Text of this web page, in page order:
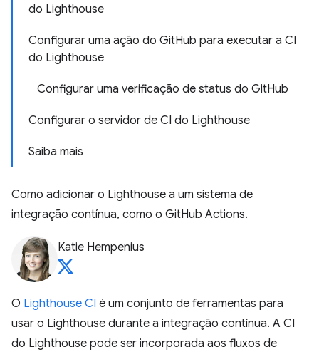
do Lighthouse
Configurar uma ação do GitHub para executar a CI
do Lighthouse
Configurar uma verificação de status do GitHub
Configurar o servidor de CI do Lighthouse
Saiba mais
Como adicionar o Lighthouse a um sistema de
integração contínua, como o GitHub Actions.
Katie Hempenius
O Lighthouse CI é um conjunto de ferramentas para
usar o Lighthouse durante a integração contínua. A CI
do Lighthouse pode ser incorporada aos fluxos de